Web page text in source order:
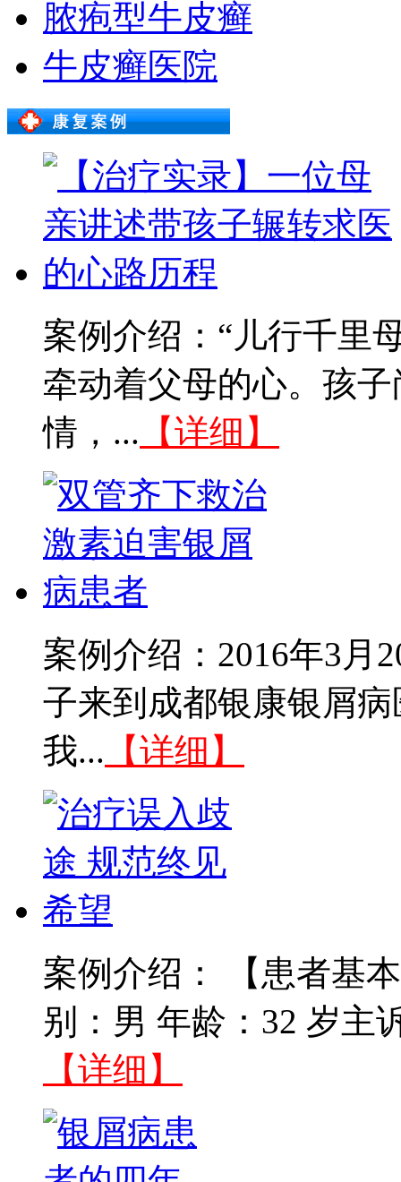
脓疱型牛皮癣
牛皮癣医院
案例介绍：“儿行千里
牵动着父母的心。孩
情，... 【详细】
案例介绍：2016年3月
子来到成都银康银屑
我... 【详细】
案例介绍： 【患者基
别：男 年龄：32 岁主
【详细】